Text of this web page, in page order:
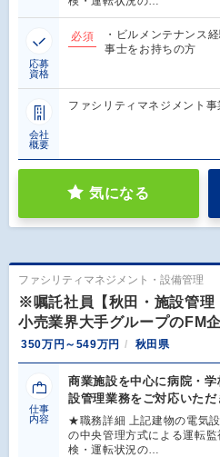
応募
資格
必須
・ビルメンテナンス
事士をお持ちの方
会社
概要
ファシリティマネジメント事
気になる
ファシリティマネジメント・設備管理
※嘱託社員【秋田・施設管理
小売業界大手グループのFM
350万円～549万円 秋田県
仕事
内容
商業施設を中心に病院・
設管理業務をご対応いただ
★職務詳細 上記建物の電気
の中央管理方式による運転
検・運転状況の…